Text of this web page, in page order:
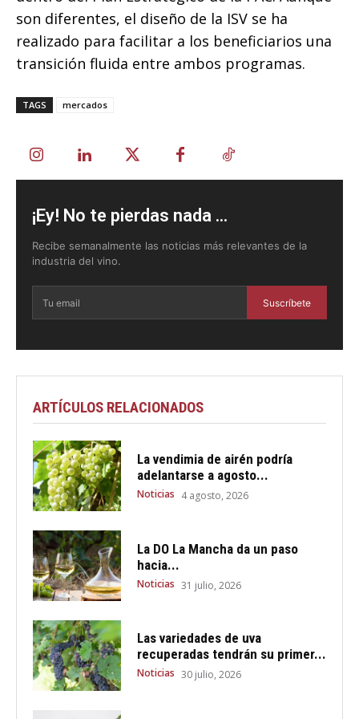
son diferentes, el diseño de la ISV se ha
realizado para facilitar a los beneficiarios una
transición fluida entre ambos programas.
TAGS mercados
¡Ey! No te pierdas nada ...
Recibe semanalmente las noticias más relevantes de la
industria del vino.
Suscríbete
ARTÍCULOS RELACIONADOS
La vendimia de airén podría
adelantarse a agosto...
Noticias 4 agosto, 2026
La DO La Mancha da un paso
hacia...
Noticias 31 julio, 2026
Las variedades de uva
recuperadas tendrán su primer...
Noticias 30 julio, 2026